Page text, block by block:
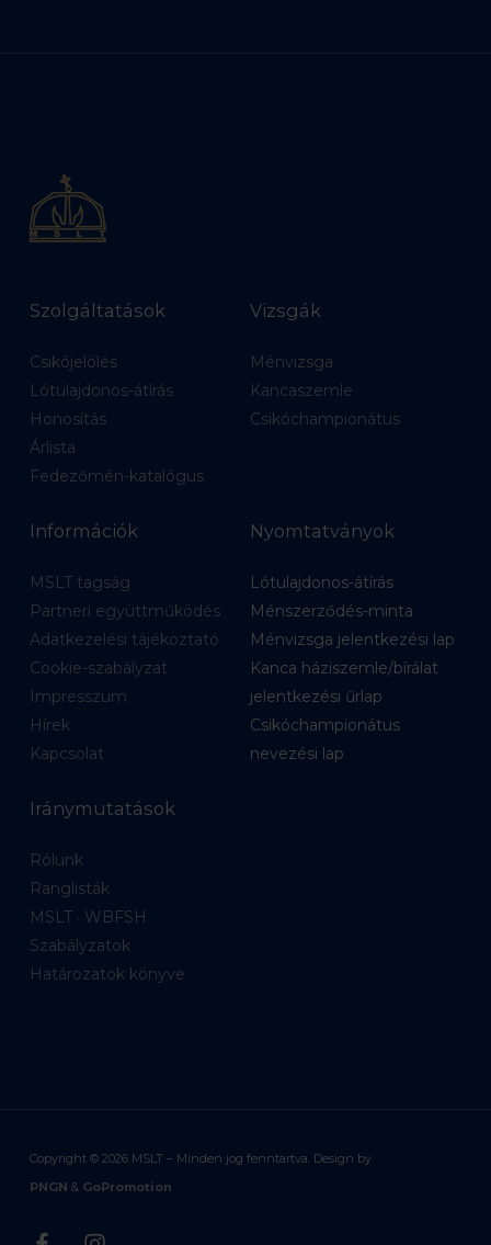
Szolgáltatások
Csikójelölés
Lótulajdonos-átírás
Honosítás
Árlista
Fedezőmén-katalógus
Vizsgák
Ménvizsga
Kancaszemle
Csikóchampionátus
Információk
MSLT tagság
Partneri együttműködés
Adatkezelési tájékoztató
Cookie-szabályzat
Impresszum
Hírek
Kapcsolat
Nyomtatványok
Lótulajdonos-átírás
Ménszerződés-minta
Ménvizsga jelentkezési lap
Kanca háziszemle/bírálat
jelentkezési űrlap
Csikóchampionátus
nevezési lap
Iránymutatások
Rólunk
Ranglisták
MSLT · WBFSH
Szabályzatok
Határozatok könyve
Copyright © 2026MSLT – Minden jog fenntartva. Design by
PNGN & GoPromotion